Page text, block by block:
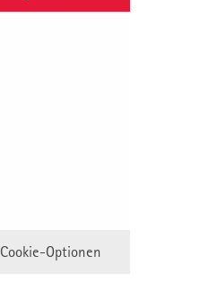
Cookie-Optionen